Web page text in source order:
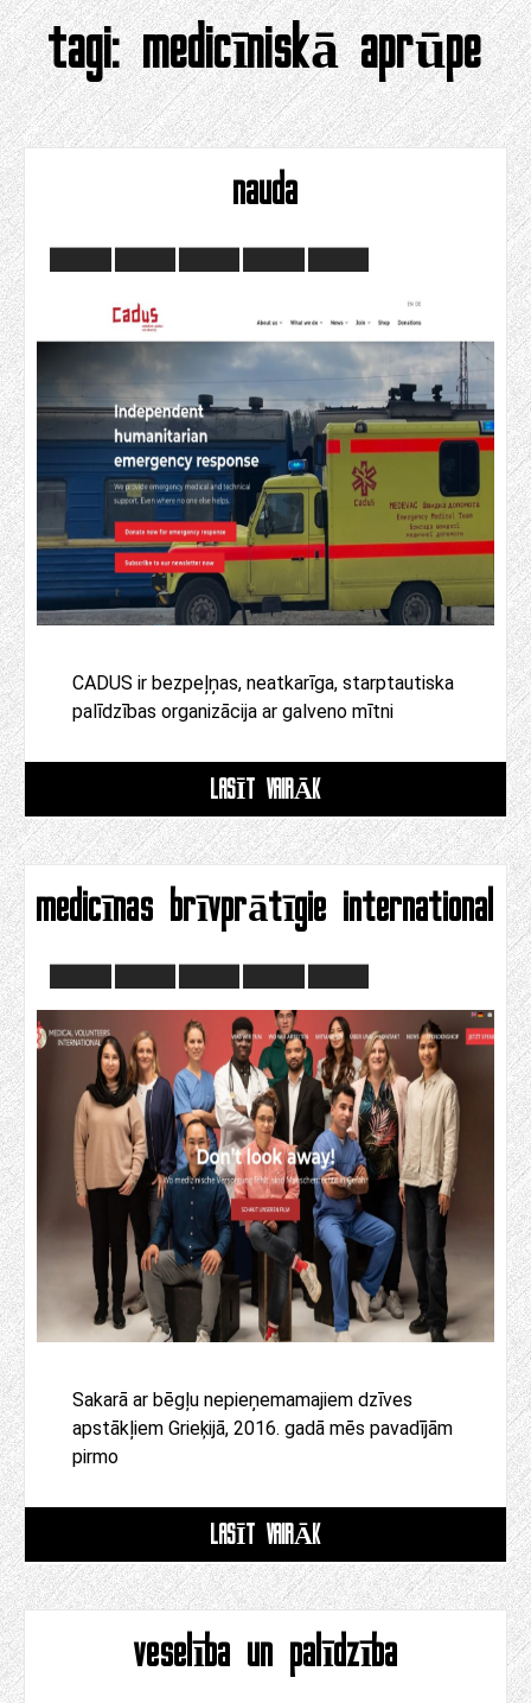
tagi:medicīniskā aprūpe
nauda
CADUS ir bezpeļņas, neatkarīga, starptautiska
palīdzības organizācija ar galveno mītni
LASĪT VAIRĀK
medicīnas brīvprātīgie international
Sakarā ar bēgļu nepieņemamajiem dzīves
apstākļiem Grieķijā, 2016. gadā mēs pavadījām
pirmo
LASĪT VAIRĀK
veselība un palīdzība